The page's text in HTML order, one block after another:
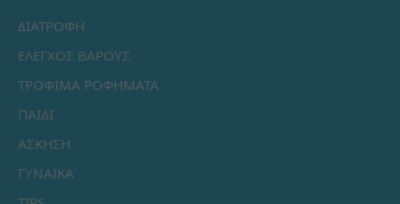
ΔΙΑΤΡΟΦΗ
ΕΛΕΓΧΟΣ ΒΑΡΟΥΣ
ΤΡΟΦΙΜΑ ΡΟΦΗΜΑΤΑ
ΠΑΙΔΙ
ΑΣΚΗΣΗ
ΓΥΝΑΙΚΑ